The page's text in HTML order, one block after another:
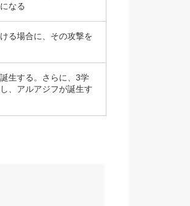
なる
る場合に、その攻撃を
生する。さらに、3学
、アルアジフが誕生す